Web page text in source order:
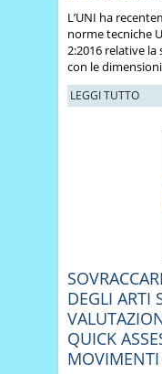
L’UNI ha
norme tecniche
2:2016 relative la
con le
LEGGI TUTTO
DEGLI ARTI
QUICK
MOVIMENTI